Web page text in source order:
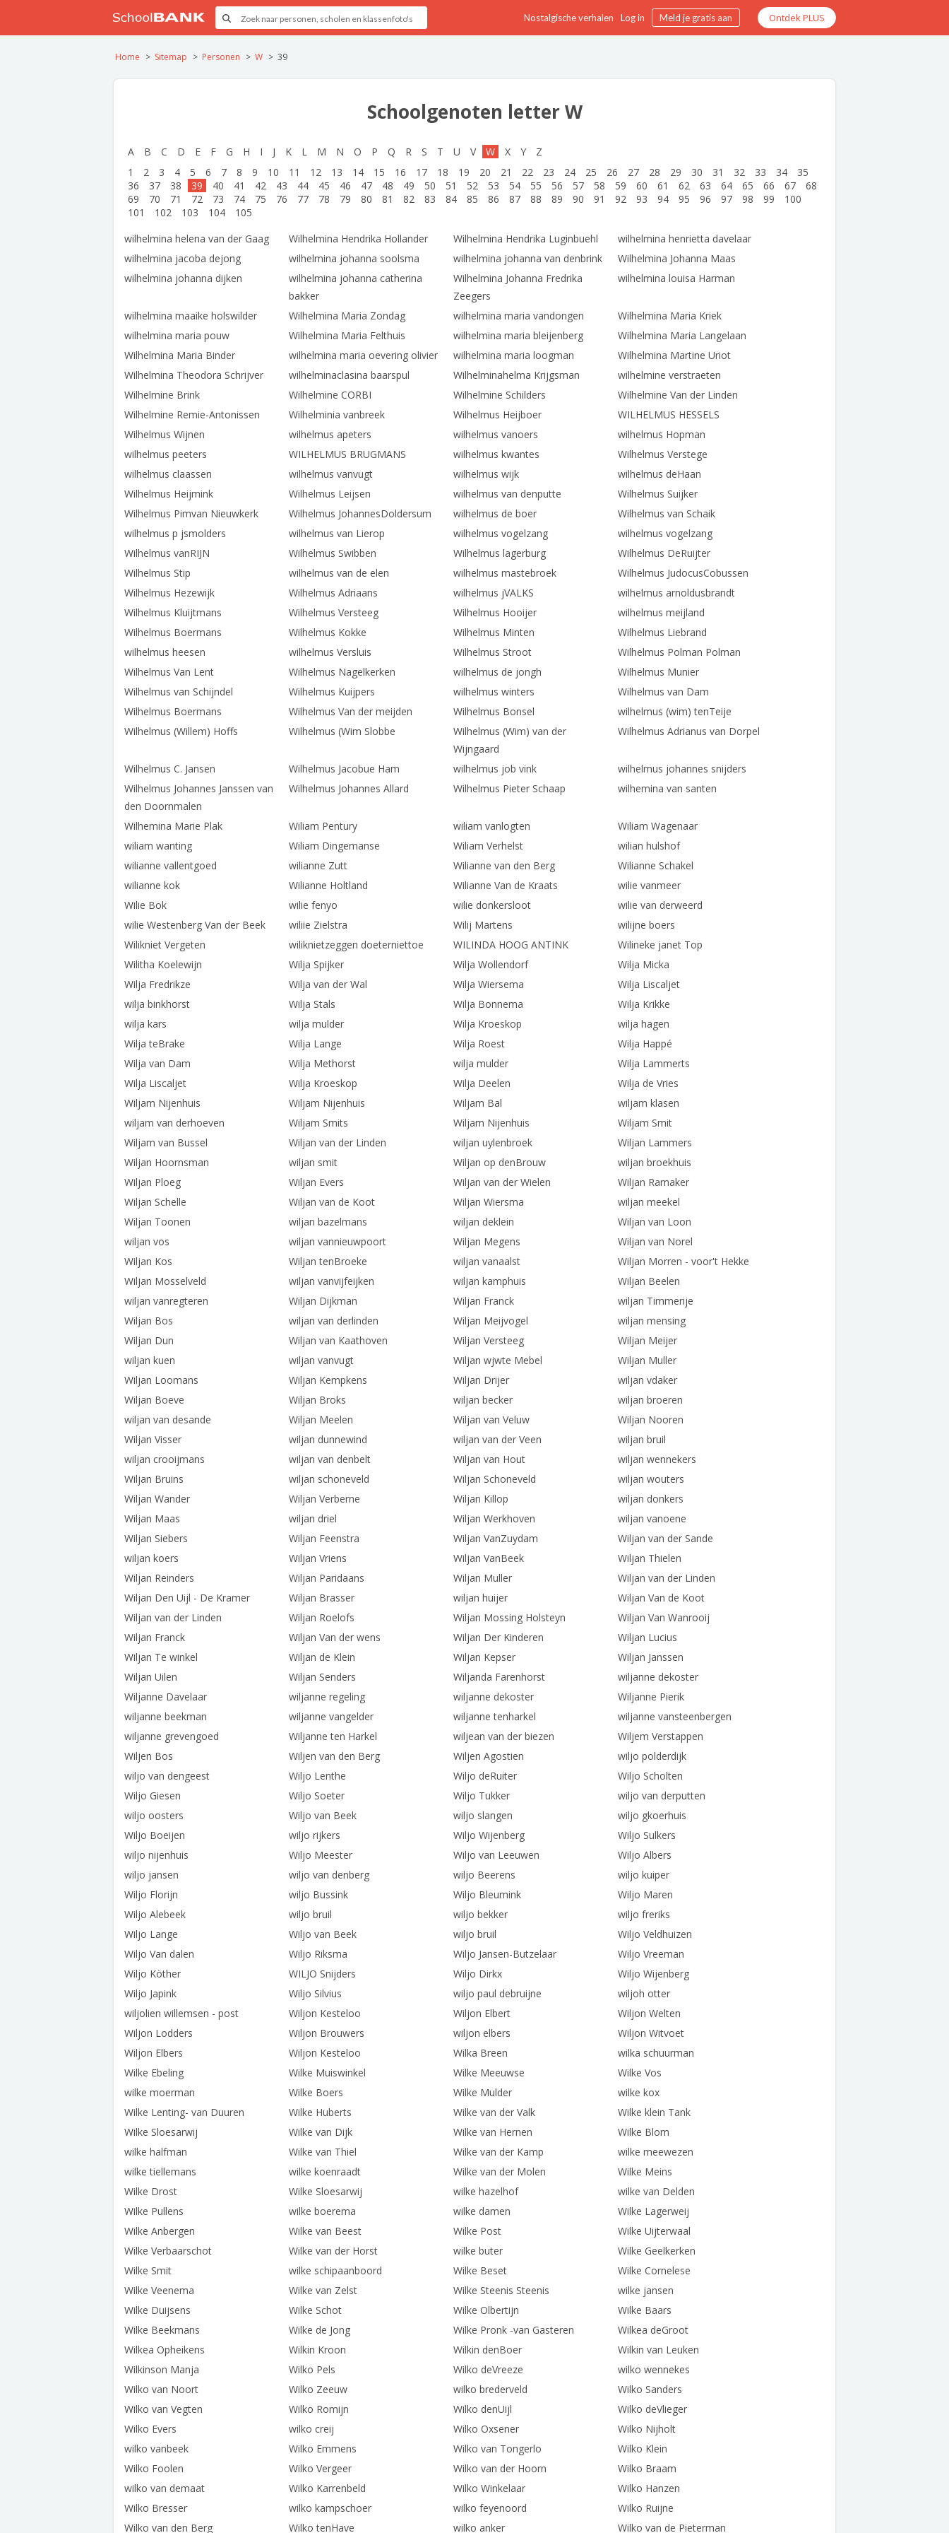
Nostalgische verhalen Log in Meld je gratis aan Ontdek PLUS
Home Sitemap Personen W 39
Schoolgenoten letter W
A B C D E F G H I J K L M N O P Q R S T U V W X Y
Z
1
2 3 4 5 6 7 8 9 10 11 12 13 14 15 16 17 18 19 20 21 22 23 24 25 26 27 28 29 30 31 32 33 34
35
36
37 38 39 40 41 42 43 44 45 46 47 48 49 50 51 52 53 54 55 56 57 58 59 60 61 62 63 64 65 66 67
68
69
70 71 72 73 74 75 76 77 78 79 80 81 82 83 84 85 86 87 88 89 90 91 92 93 94 95 96 97 98 99
100
101
102 103 104
105
wilhelmina helena van der Gaag
Wilhelmina Hendrika Hollander Wilhelmina Hendrika Luginbuehl
wilhelmina henrietta davelaar
wilhelmina jacoba dejong
wilhelmina johanna soolsma wilhelmina johanna van denbrink
Wilhelmina Johanna Maas
wilhelmina johanna dijken
wilhelmina johanna catherina
bakker
Wilhelmina Johanna Fredrika
Zeegers
wilhelmina louisa Harman
wilhelmina maaike holswilder Wilhelmina Maria Zondag wilhelmina maria vandongen
Wilhelmina Maria Kriek
wilhelmina maria pouw
Wilhelmina Maria Felthuis wilhelmina maria bleijenberg
Wilhelmina Maria Langelaan
Wilhelmina Maria Binder
wilhelmina maria oevering olivier wilhelmina maria loogman
Wilhelmina Martine Uriot
Wilhelmina Theodora Schrijver
wilhelminaclasina baarspul Wilhelminahelma Krijgsman
wilhelmine verstraeten
Wilhelmine Brink
Wilhelmine CORBI Wilhelmine Schilders
Wilhelmine Van der Linden
Wilhelmine Remie-Antonissen
Wilhelminia vanbreek Wilhelmus Heijboer
WILHELMUS HESSELS
Wilhelmus Wijnen
wilhelmus apeters wilhelmus vanoers
wilhelmus Hopman
wilhelmus peeters
WILHELMUS BRUGMANS wilhelmus kwantes
Wilhelmus Verstege
wilhelmus claassen
wilhelmus vanvugt wilhelmus wijk
wilhelmus deHaan
Wilhelmus Heijmink
Wilhelmus Leijsen wilhelmus van denputte
Wilhelmus Suijker
Wilhelmus Pimvan Nieuwkerk
Wilhelmus JohannesDoldersum wilhelmus de boer
Wilhelmus van Schaik
wilhelmus p jsmolders
wilhelmus van Lierop wilhelmus vogelzang
wilhelmus vogelzang
Wilhelmus vanRIJN
Wilhelmus Swibben Wilhelmus lagerburg
Wilhelmus DeRuijter
Wilhelmus Stip
wilhelmus van de elen wilhelmus mastebroek
Wilhelmus JudocusCobussen
Wilhelmus Hezewijk
Wilhelmus Adriaans wilhelmus jVALKS
wilhelmus arnoldusbrandt
Wilhelmus Kluijtmans
Wilhelmus Versteeg Wilhelmus Hooijer
wilhelmus meijland
Wilhelmus Boermans
Wilhelmus Kokke Wilhelmus Minten
Wilhelmus Liebrand
wilhelmus heesen
wilhelmus Versluis Wilhelmus Stroot
Wilhelmus Polman Polman
Wilhelmus Van Lent
Wilhelmus Nagelkerken wilhelmus de jongh
Wilhelmus Munier
Wilhelmus van Schijndel
Wilhelmus Kuijpers wilhelmus winters
Wilhelmus van Dam
Wilhelmus Boermans
Wilhelmus Van der meijden Wilhelmus Bonsel
wilhelmus (wim) tenTeije
Wilhelmus (Willem) Hoffs
Wilhelmus (Wim Slobbe
Wilhelmus (Wim) van der
Wijngaard
Wilhelmus Adrianus van Dorpel
Wilhelmus C. Jansen Wilhelmus Jacobue Ham wilhelmus job vink
wilhelmus johannes snijders
Wilhelmus Johannes Janssen van
den Doornmalen
Wilhelmus Johannes Allard Wilhelmus Pieter Schaap wilhemina van santen
Wilhemina Marie Plak Wiliam Pentury wiliam vanlogten
Wiliam Wagenaar
wiliam wanting
Wiliam Dingemanse Wiliam Verhelst
wilian hulshof
wilianne vallentgoed
wilianne Zutt Wilianne van den Berg
Wilianne Schakel
wilianne kok
Wilianne Holtland Wilianne Van de Kraats
wilie vanmeer
Wilie Bok
wilie fenyo wilie donkersloot
wilie van derweerd
wilie Westenberg Van der Beek
wiliie Zielstra Wilij Martens
wilijne boers
Wilikniet Vergeten
wiliknietzeggen doeterniettoe WILINDA HOOG ANTINK
Wilineke janet Top
Wilitha Koelewijn
Wilja Spijker Wilja Wollendorf
Wilja Micka
Wilja Fredrikze
Wilja van der Wal Wilja Wiersema
Wilja Liscaljet
wilja binkhorst
Wilja Stals Wilja Bonnema
Wilja Krikke
wilja kars
wilja mulder Wilja Kroeskop
wilja hagen
Wilja teBrake
Wilja Lange Wilja Roest
Wilja Happé
Wilja van Dam
Wilja Methorst wilja mulder
Wilja Lammerts
Wilja Liscaljet
Wilja Kroeskop Wilja Deelen
Wilja de Vries
Wiljam Nijenhuis
Wiljam Nijenhuis Wiljam Bal
wiljam klasen
wiljam van derhoeven
Wiljam Smits Wiljam Nijenhuis
Wiljam Smit
Wiljam van Bussel
Wiljan van der Linden wiljan uylenbroek
Wiljan Lammers
Wiljan Hoornsman
wiljan smit Wiljan op denBrouw
wiljan broekhuis
Wiljan Ploeg
Wiljan Evers Wiljan van der Wielen
Wiljan Ramaker
Wiljan Schelle
Wiljan van de Koot Wiljan Wiersma
wiljan meekel
Wiljan Toonen
wiljan bazelmans wiljan deklein
Wiljan van Loon
wiljan vos
wiljan vannieuwpoort Wiljan Megens
Wiljan van Norel
Wiljan Kos
Wiljan tenBroeke wiljan vanaalst
Wiljan Morren - voor't Hekke
Wiljan Mosselveld
wiljan vanvijfeijken wiljan kamphuis
Wiljan Beelen
wiljan vanregteren
Wiljan Dijkman Wiljan Franck
wiljan Timmerije
Wiljan Bos
wiljan van derlinden Wiljan Meijvogel
wiljan mensing
Wiljan Dun
Wiljan van Kaathoven Wiljan Versteeg
Wiljan Meijer
wiljan kuen
wiljan vanvugt Wiljan wjwte Mebel
Wiljan Muller
Wiljan Loomans
Wiljan Kempkens Wiljan Drijer
wiljan vdaker
Wiljan Boeve
Wiljan Broks wiljan becker
wiljan broeren
wiljan van desande
Wiljan Meelen Wiljan van Veluw
Wiljan Nooren
Wiljan Visser
wiljan dunnewind wiljan van der Veen
wiljan bruil
wiljan crooijmans
wiljan van denbelt Wiljan van Hout
wiljan wennekers
Wiljan Bruins
wiljan schoneveld Wiljan Schoneveld
wiljan wouters
Wiljan Wander
Wiljan Verberne Wiljan Killop
wiljan donkers
Wiljan Maas
wiljan driel Wiljan Werkhoven
wiljan vanoene
Wiljan Siebers
Wiljan Feenstra Wiljan VanZuydam
Wiljan van der Sande
wiljan koers
Wiljan Vriens Wiljan VanBeek
Wiljan Thielen
Wiljan Reinders
Wiljan Paridaans Wiljan Muller
Wiljan van der Linden
Wiljan Den Uijl - De Kramer
Wiljan Brasser wiljan huijer
Wiljan Van de Koot
Wiljan van der Linden
Wiljan Roelofs Wiljan Mossing Holsteyn
Wiljan Van Wanrooij
Wiljan Franck
Wiljan Van der wens Wiljan Der Kinderen
Wiljan Lucius
Wiljan Te winkel
Wiljan de Klein Wiljan Kepser
Wiljan Janssen
Wiljan Uilen
Wiljan Senders Wiljanda Farenhorst
wiljanne dekoster
Wiljanne Davelaar
wiljanne regeling wiljanne dekoster
Wiljanne Pierik
wiljanne beekman
wiljanne vangelder wiljanne tenharkel
wiljanne vansteenbergen
wiljanne grevengoed
Wiljanne ten Harkel wiljean van der biezen
Wiljem Verstappen
Wiljen Bos
Wiljen van den Berg Wiljen Agostien
wiljo polderdijk
wiljo van dengeest
Wiljo Lenthe Wiljo deRuiter
Wiljo Scholten
Wiljo Giesen
Wiljo Soeter Wiljo Tukker
wiljo van derputten
wiljo oosters
Wiljo van Beek wiljo slangen
wiljo gkoerhuis
Wiljo Boeijen
wiljo rijkers Wiljo Wijenberg
Wiljo Sulkers
wiljo nijenhuis
Wiljo Meester Wiljo van Leeuwen
Wiljo Albers
wiljo jansen
wiljo van denberg wiljo Beerens
wiljo kuiper
Wiljo Florijn
wiljo Bussink Wiljo Bleumink
Wiljo Maren
Wiljo Alebeek
wiljo bruil wiljo bekker
wiljo freriks
Wiljo Lange
Wiljo van Beek wiljo bruil
Wiljo Veldhuizen
Wiljo Van dalen
Wiljo Riksma Wiljo Jansen-Butzelaar
Wiljo Vreeman
Wiljo Köther
WILJO Snijders Wiljo Dirkx
Wiljo Wijenberg
Wiljo Japink
Wiljo Silvius wiljo paul debruijne
wiljoh otter
wiljolien willemsen - post
Wiljon Kesteloo Wiljon Elbert
Wiljon Welten
Wiljon Lodders
Wiljon Brouwers wiljon elbers
Wiljon Witvoet
Wiljon Elbers
Wiljon Kesteloo Wilka Breen
wilka schuurman
Wilke Ebeling
Wilke Muiswinkel Wilke Meeuwse
Wilke Vos
wilke moerman
Wilke Boers Wilke Mulder
wilke kox
Wilke Lenting- van Duuren
Wilke Huberts Wilke van der Valk
Wilke klein Tank
Wilke Sloesarwij
Wilke van Dijk Wilke van Hernen
Wilke Blom
wilke halfman
Wilke van Thiel Wilke van der Kamp
wilke meewezen
wilke tiellemans
wilke koenraadt Wilke van der Molen
Wilke Meins
Wilke Drost
Wilke Sloesarwij wilke hazelhof
wilke van Delden
Wilke Pullens
wilke boerema wilke damen
Wilke Lagerweij
Wilke Anbergen
Wilke van Beest Wilke Post
Wilke Uijterwaal
Wilke Verbaarschot
Wilke van der Horst wilke buter
Wilke Geelkerken
Wilke Smit
wilke schipaanboord Wilke Beset
Wilke Cornelese
Wilke Veenema
Wilke van Zelst Wilke Steenis Steenis
wilke jansen
Wilke Duijsens
Wilke Schot Wilke Olbertijn
Wilke Baars
Wilke Beekmans
Wilke de Jong Wilke Pronk -van Gasteren
Wilkea deGroot
Wilkea Opheikens
Wilkin Kroon Wilkin denBoer
Wilkin van Leuken
Wilkinson Manja
Wilko Pels Wilko deVreeze
wilko wennekes
Wilko van Noort
Wilko Zeeuw wilko brederveld
Wilko Sanders
Wilko van Vegten
Wilko Romijn Wilko denUijl
Wilko deVlieger
Wilko Evers
wilko creij Wilko Oxsener
Wilko Nijholt
wilko vanbeek
Wilko Emmens Wilko van Tongerlo
Wilko Klein
Wilko Foolen
Wilko Vergeer Wilko van der Hoorn
Wilko Braam
wilko van demaat
Wilko Karrenbeld Wilko Winkelaar
Wilko Hanzen
Wilko Bresser
wilko kampschoer wilko feyenoord
Wilko Ruijne
Wilko van den Berg
Wilko tenHave wilko anker Wilko van de Pieterman